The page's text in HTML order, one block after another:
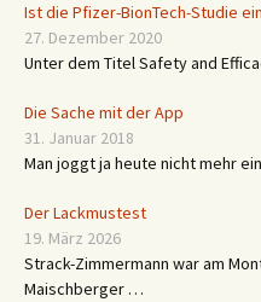
Ist die Pfizer-BionTech-Studie
27. Dezember 2020
Unter dem Titel Safety and
Die Sache mit der App
31. Januar 2018
Man joggt ja heute nicht mehr
Der Lackmustest
19. März 2026
Strack-Zimmermann war am
Maischberger …